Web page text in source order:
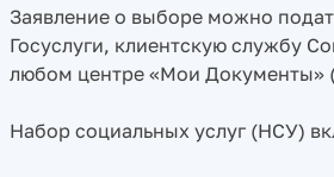
Заявление о выборе можно
Госуслуги, клиентскую службу
любом центре «Мои
Набор социальных услуг (НСУ)